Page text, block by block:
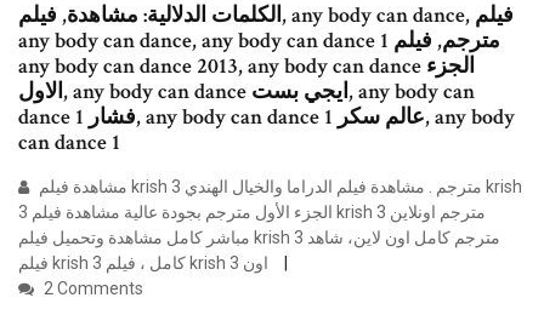
الكلمات الدلالية: مشاهدة, فيلم, any body can dance, فيلم
any body can dance, any body can dance 1 مترجم, فيلم
any body can dance 2013, any body can dance الجزء
الاول, any body can dance ايجي بست, any body can
dance 1 فشار, any body can dance 1 عالم سكر, any body
can dance 1
3 الجزء الأول مترجم بجودة عالية مشاهدة فيلم krish 3 مترجم اونلاين
مباشر كامل مشاهدة وتحميل فيلم krish 3 مترجم كامل اون لاين، شاهد
2 Comments